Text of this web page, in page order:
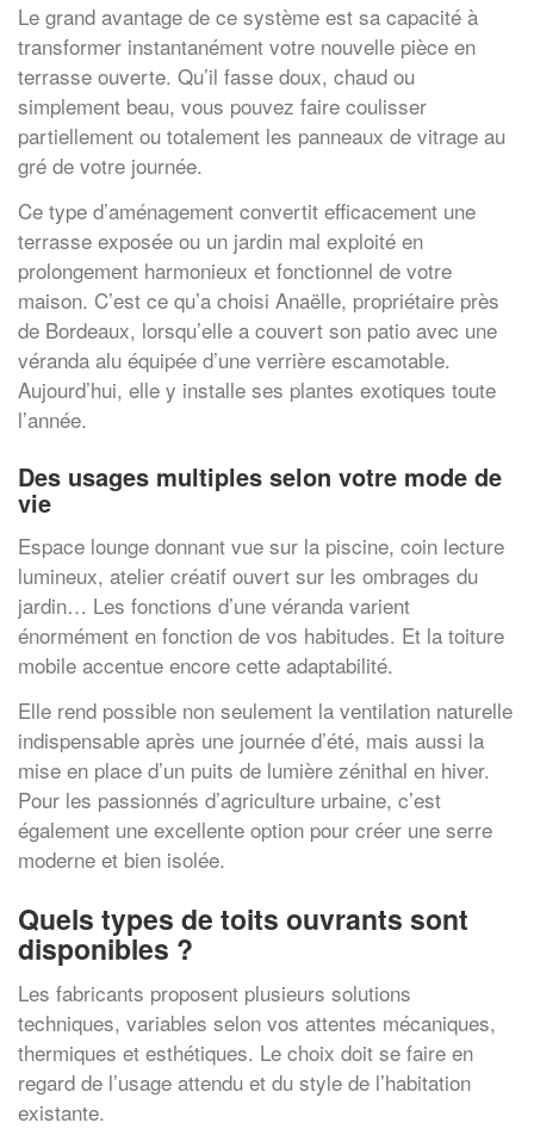
Le grand avantage de ce système est sa capacité à
transformer instantanément votre nouvelle pièce en
terrasse ouverte. Qu’il fasse doux, chaud ou
simplement beau, vous pouvez faire coulisser
partiellement ou totalement les panneaux de vitrage au
gré de votre journée.
Ce type d’aménagement convertit efficacement une
terrasse exposée ou un jardin mal exploité en
prolongement harmonieux et fonctionnel de votre
maison. C’est ce qu’a choisi Anaëlle, propriétaire près
de Bordeaux, lorsqu’elle a couvert son patio avec une
véranda alu équipée d’une verrière escamotable.
Aujourd’hui, elle y installe ses plantes exotiques toute
l’année.
Des usages multiples selon votre mode de
vie
Espace lounge donnant vue sur la piscine, coin lecture
lumineux, atelier créatif ouvert sur les ombrages du
jardin… Les fonctions d’une véranda varient
énormément en fonction de vos habitudes. Et la toiture
mobile accentue encore cette adaptabilité.
Elle rend possible non seulement la ventilation naturelle
indispensable après une journée d’été, mais aussi la
mise en place d’un puits de lumière zénithal en hiver.
Pour les passionnés d’agriculture urbaine, c’est
également une excellente option pour créer une serre
moderne et bien isolée.
Quels types de toits ouvrants sont
disponibles ?
Les fabricants proposent plusieurs solutions
techniques, variables selon vos attentes mécaniques,
thermiques et esthétiques. Le choix doit se faire en
regard de l’usage attendu et du style de l’habitation
existante.